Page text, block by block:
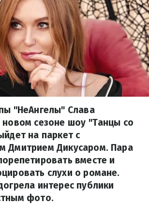
"НеАнгелы" Слава
новом сезоне шоу "Танцы со
на паркет с
Дмитрием Дикусаром. Пара
вместе и
слухи о романе.
интерес публики
фото.